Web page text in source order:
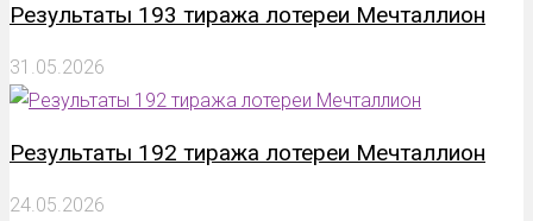
Результаты 193 тиража лотереи Мечталлион
31.05.2026
Результаты 192 тиража лотереи Мечталлион
24.05.2026